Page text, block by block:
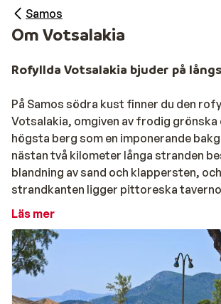
Samos
Om Votsalakia
Rofyllda Votsalakia bjuder på
På Samos södra kust finner du den
Votsalakia, omgiven av frodig grönska
högsta berg som en imponerande
nästan två kilometer långa stranden
blandning av sand och klappersten,
strandkanten ligger pittoreska
avnjuta långa, avkopplande luncher eller
sandstränder, Limnionas och Chrissi
både barnvänliga och långgrunda –
familjer och för dem som söker en lugn
Läs mer